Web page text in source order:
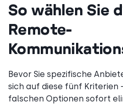
So wählen Sie
Remote-
Bevor Sie spezifische
sich auf diese fünf Kriterien
falschen Optionen sofort